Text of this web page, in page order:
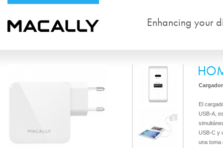
Enhancing your
El
USB-A,
USB-C y
una toma